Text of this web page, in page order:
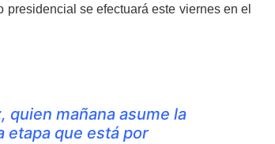
se efectuará este viernes en el
quien mañana asume la
etapa que está por